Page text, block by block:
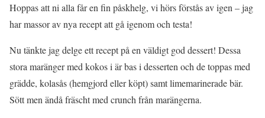
Hoppas att ni alla får en fin påskhelg, vi hörs förstås av igen – jag
har massor av nya recept att gå igenom och testa!
Nu tänkte jag delge ett recept på en väldigt god dessert! Dessa
stora maränger med kokos i är bas i desserten och de toppas med
grädde, kolasås (hemgjord eller köpt) samt limemarinerade bär.
Sött men ändå fräscht med crunch från marängerna.